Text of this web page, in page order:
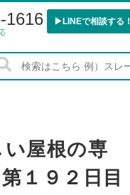
1616 ▶︎LINEで相談する！
屋根の専
１９２日目